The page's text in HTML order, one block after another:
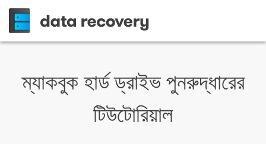
ম্যাকবুক হার্ড ড্রাইভ পুনরুদ্ধারের
টিউটোরিয়াল